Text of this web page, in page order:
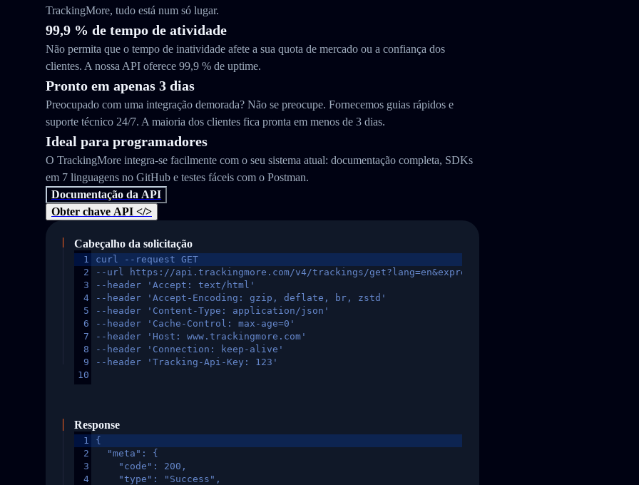
TrackingMore, tudo está num só lugar.
99,9 % de tempo de atividade
Não permita que o tempo de inatividade afete a sua quota de mercado ou a confiança dos
clientes. A nossa API oferece 99,9 % de uptime.
Pronto em apenas 3 dias
Preocupado com uma integração demorada? Não se preocupe. Fornecemos guias rápidos e
suporte técnico 24/7. A maioria dos clientes fica pronta em menos de 3 dias.
Ideal para programadores
O TrackingMore integra-se facilmente com o seu sistema atual: documentação completa, SDKs
em 7 linguagens no GitHub e testes fáceis com o Postman.
Documentação da API
Obter chave API </>
Cabeçalho da solicitação
1
2
3
4
5
6
7
8
9
10
curl --request GET
--url https://api.trackingmore.com/v4/trackings/get?lang=en&express=ups&tracknumber=1939155131
--header 'Accept: text/html'
--header 'Accept-Encoding: gzip, deflate, br, zstd'
--header 'Content-Type: application/json'
--header 'Cache-Control: max-age=0'
--header 'Host: www.trackingmore.com'
--header 'Connection: keep-alive'
--header 'Tracking-Api-Key: 123'
Response
1
2
3
4
{
  "meta": {
    "code": 200,
    "type": "Success",